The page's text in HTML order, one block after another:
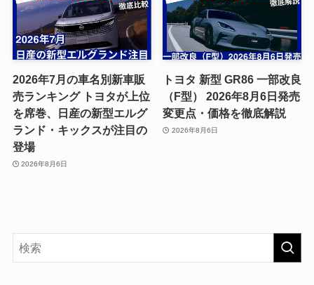
2026年7月の車名別新車販
売ランキング トヨタが上位
を席巻、日産の新型エルグ
ランド・キックスが注目の
登場
2026年8月6日
トヨタ 新型 GR86 一部改良
（F型） 2026年8月6日発売
変更点・価格を徹底解説
2026年8月6日